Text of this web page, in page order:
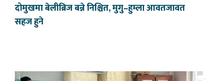
दोमुखमा बेलीब्रिज बन्ने निश्चित, मुगु–हुम्ला आवतजावत
सहज हुने